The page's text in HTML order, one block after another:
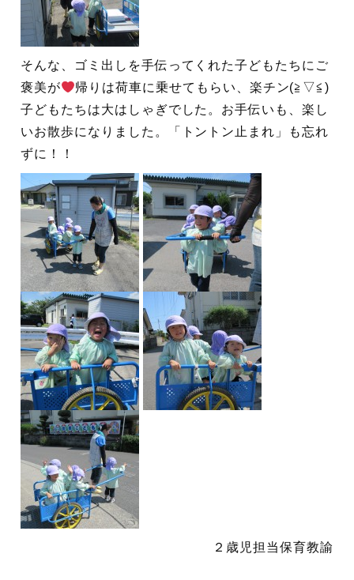
そんな、ゴミ出しを手伝ってくれた子どもたちにご
褒美が
帰りは荷車に乗せてもらい、楽チン(≧▽≦)
子どもたちは大はしゃぎでした。お手伝いも、楽し
いお散歩になりました。「トントン止まれ」も忘れ
ずに！！
２歳児担当保育教諭